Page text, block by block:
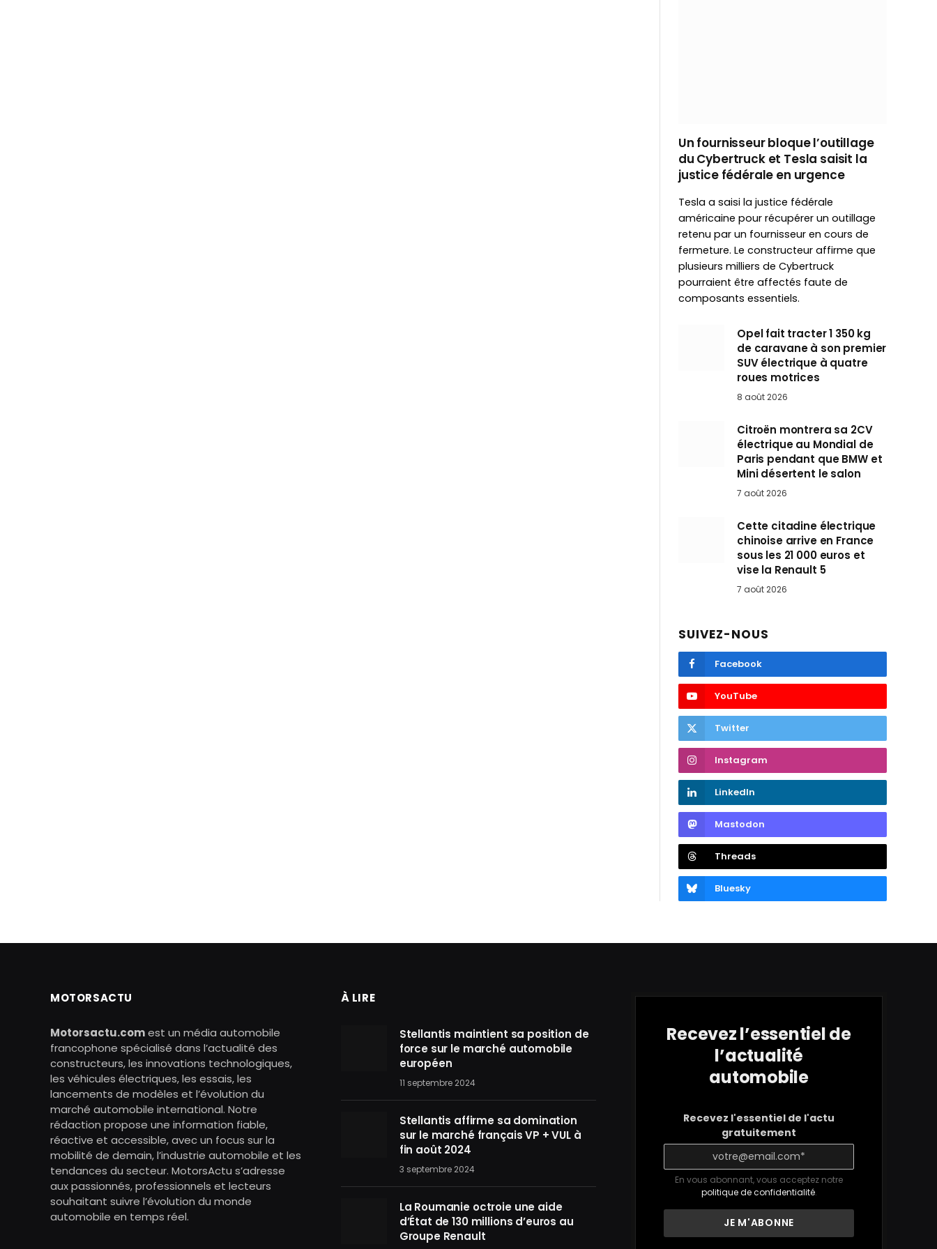
Un fournisseur bloque l’outillage
du Cybertruck et Tesla saisit la
justice fédérale en urgence
Tesla a saisi la justice fédérale
américaine pour récupérer un outillage
retenu par un fournisseur en cours de
fermeture. Le constructeur affirme que
plusieurs milliers de Cybertruck
pourraient être affectés faute de
composants essentiels.
Opel fait tracter 1 350 kg
de caravane à son premier
SUV électrique à quatre
roues motrices
8 août 2026
Citroën montrera sa 2CV
électrique au Mondial de
Paris pendant que BMW et
Mini désertent le salon
7 août 2026
Cette citadine électrique
chinoise arrive en France
sous les 21 000 euros et
vise la Renault 5
7 août 2026
SUIVEZ-NOUS
Facebook
YouTube
Twitter
Instagram
LinkedIn
Mastodon
Threads
Bluesky
MOTORSACTU
Motorsactu.comest un média automobile
francophone spécialisé dans l’actualité des
constructeurs, les innovations technologiques,
les véhicules électriques, les essais, les
lancements de modèles et l’évolution du
marché automobile international. Notre
rédaction propose une information fiable,
réactive et accessible, avec un focus sur la
mobilité de demain, l’industrie automobile et les
tendances du secteur. MotorsActu s’adresse
aux passionnés, professionnels et lecteurs
souhaitant suivre l’évolution du monde
automobile en temps réel.
À LIRE
Stellantis maintient sa position de
force sur le marché automobile
européen
11 septembre 2024
Stellantis affirme sa domination
sur le marché français VP + VUL à
fin août 2024
3 septembre 2024
La Roumanie octroie une aide
d’État de 130 millions d’euros au
Groupe Renault
Recevez l’essentiel de
l’actualité
automobile
Recevez l'essentiel de l'actu
gratuitement
En vous abonnant, vous acceptez notre
politique de confidentialité.